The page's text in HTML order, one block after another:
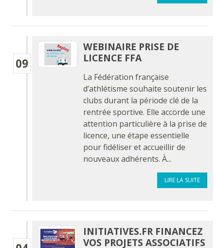
09
WEBINAIRE PRISE DE
LICENCE FFA
La Fédération française
d’athlétisme souhaite soutenir les
clubs durant la période clé de la
rentrée sportive. Elle accorde une
attention particulière à la prise de
licence, une étape essentielle
pour fidéliser et accueillir de
nouveaux adhérents. À...
LIRE LA SUITE
INITIATIVES.FR FINANCEZ
VOS PROJETS ASSOCIATIFS